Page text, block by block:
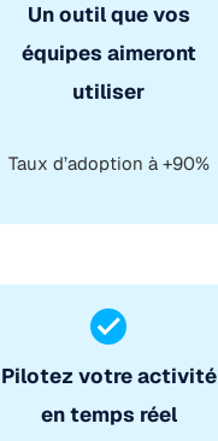
Un outil que vos
équipes aimeront
utiliser
Taux d’adoption à +90%
Pilotez votre activité
en temps réel